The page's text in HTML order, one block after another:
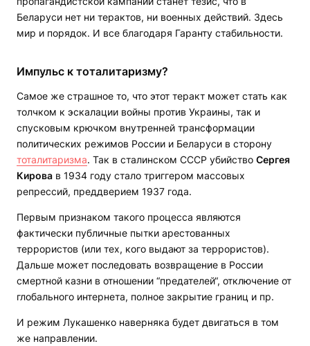
Беларуси нет ни терактов, ни военных действий. Здесь
мир и порядок. И все благодаря Гаранту стабильности.
Импульс к тоталитаризму?
Самое же страшное то, что этот теракт может стать как
толчком к эскалации войны против Украины, так и
спусковым крючком внутренней трансформации
политических режимов России и Беларуси в сторону
тоталитаризма. Так в сталинском СССР убийство Сергея
Кирова в 1934 году стало триггером массовых
репрессий, преддверием 1937 года.
Первым признаком такого процесса являются
фактически публичные пытки арестованных
террористов (или тех, кого выдают за террористов).
Дальше может последовать возвращение в России
смертной казни в отношении “предателей“, отключение от
глобального интернета, полное закрытие границ и пр.
И режим Лукашенко наверняка будет двигаться в том
же направлении.